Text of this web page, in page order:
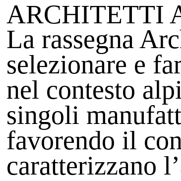
ARCHITETTI
La rassegna
selezionare e
nel contesto
singoli
favorendo il
caratterizzano